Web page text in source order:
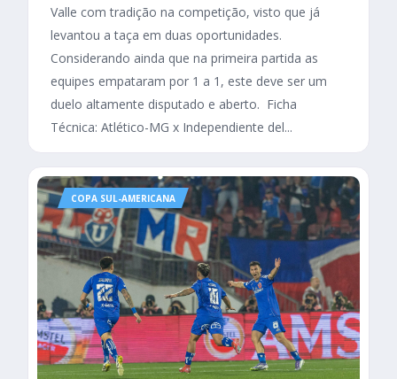
Valle com tradição na competição, visto que já
levantou a taça em duas oportunidades.
Considerando ainda que na primeira partida as
equipes empataram por 1 a 1, este deve ser um
duelo altamente disputado e aberto. Ficha
Técnica: Atlético-MG x Independiente del...
COPA SUL-AMERICANA